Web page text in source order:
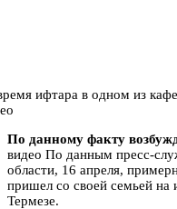
По данному факту
видео По данным пресс-
области, 16 апреля,
пришел со своей семьей на
Термезе.